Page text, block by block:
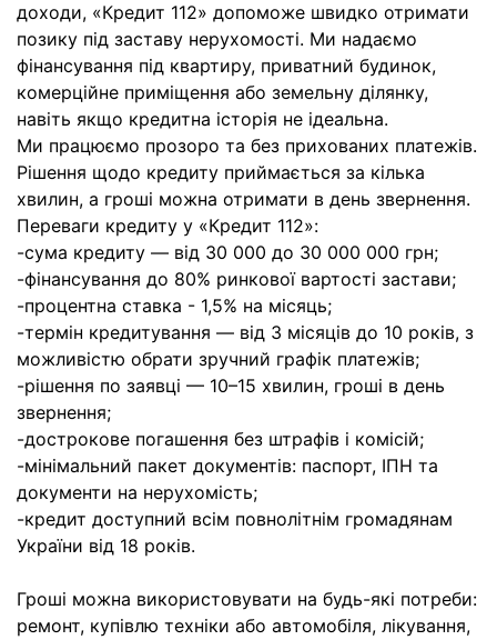
доходи, «Кредит 112» допоможе швидко отримати
позику під заставу нерухомості. Ми надаємо
фінансування під квартиру, приватний будинок,
комерційне приміщення або земельну ділянку,
навіть якщо кредитна історія не ідеальна.
Ми працюємо прозоро та без прихованих платежів.
Рішення щодо кредиту приймається за кілька
хвилин, а гроші можна отримати в день звернення.
Переваги кредиту у «Кредит 112»:
-сума кредиту — від 30 000 до 30 000 000 грн;
-фінансування до 80% ринкової вартості застави;
-процентна ставка - 1,5% на місяць;
-термін кредитування — від 3 місяців до 10 років, з
можливістю обрати зручний графік платежів;
-рішення по заявці — 10–15 хвилин, гроші в день
звернення;
-дострокове погашення без штрафів і комісій;
-мінімальний пакет документів: паспорт, ІПН та
документи на нерухомість;
-кредит доступний всім повнолітнім громадянам
України від 18 років.
Гроші можна використовувати на будь-які потреби:
ремонт, купівлю техніки або автомобіля, лікування,